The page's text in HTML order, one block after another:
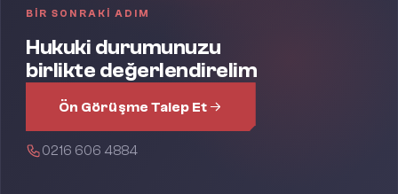
BIR SONRAKI ADIM
Hukuki durumunuzu
birlikte değerlendirelim
Ön Görüşme Talep Et
0216 606 4884